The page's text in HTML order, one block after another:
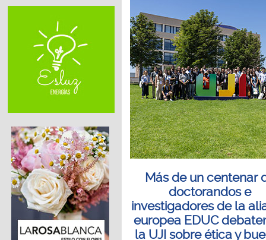
Más de un centenar
doctorandos e
investigadores de la
europea EDUC
la UJI sobre ética y